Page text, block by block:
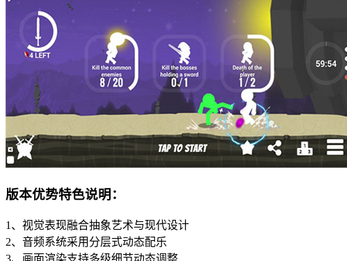
版本优势特色说明：
1、视觉表现融合抽象艺术与现代设计
2、音频系统采用分层式动态配乐
3、画面渲染支持多级细节动态调整